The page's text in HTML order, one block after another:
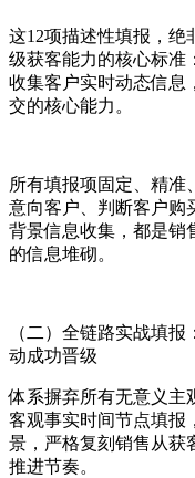
这12项描述性填报，绝
级获客能力的核心标准
收集客户实时动态信息
交的核心能力。
所有填报项固定、精准
意向客户、判断客户购
背景信息收集，都是销
的信息堆砌。
（二）全链路实战填
动成功晋级
体系摒弃所有无意义主
客观事实时间节点填报
景，严格复刻销售从获
推进节奏。